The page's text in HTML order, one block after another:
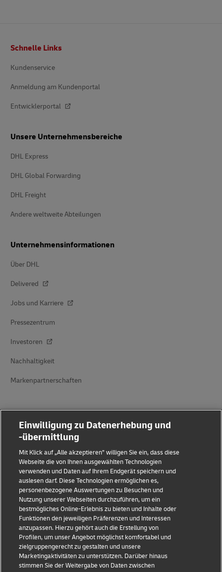
Schnelle Links
Kundenservice
Anmeldung am Kundenportal
Entwicklerportal
Unsere Unternehmensbereiche
DHL Express
DHL Global Forwarding
DHL Freight
Andere weltweite Abteilungen
Unternehmensinformationen
Über DHL
Delivered
Jobs und Karriere
Pressezentrum
Investoren
Nachhaltigkeit
Markenpartnerschaften
Betrugserkennung
Rechtliche Hinweise
Nutzungsbedingungen
Datenschutz
Barrierefreiheit
Weitere Informationen
Einwilligung zu Datenerhebung und
-übermittlung
Mit Klick auf „Alle akzeptieren” willigen Sie ein, dass diese
Webseite die von Ihnen ausgewählten Technologien
verwenden und Daten auf Ihrem Endgerät speichern und
auslesen darf. Diese Technologien ermöglichen es,
personenbezogene Auswertungen zu Besuchen und
Nutzung unserer Webseiten durchzuführen, um ein
bestmögliches Online-Erlebnis zu bieten und Inhalte oder
Funktionen den jeweiligen Präferenzen und Interessen
anzupassen. Hierzu gehört auch die Erstellung von
Profilen, um unser Angebot möglichst komfortabel und
zielgruppengerecht zu gestalten und unsere
Marketingaktivitäten zu unterstützen. Darüber hinaus
stimmen Sie der Weitergabe von Daten zwischen